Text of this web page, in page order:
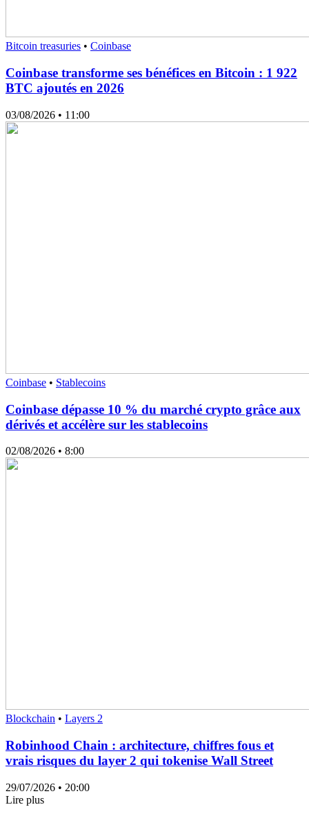
Bitcoin treasuries • Coinbase
Coinbase transforme ses bénéfices en Bitcoin : 1 922
BTC ajoutés en 2026
03/08/2026 • 11:00
Coinbase • Stablecoins
Coinbase dépasse 10 % du marché crypto grâce aux
dérivés et accélère sur les stablecoins
02/08/2026 • 8:00
Blockchain • Layers 2
Robinhood Chain : architecture, chiffres fous et
vrais risques du layer 2 qui tokenise Wall Street
29/07/2026 • 20:00
Lire plus